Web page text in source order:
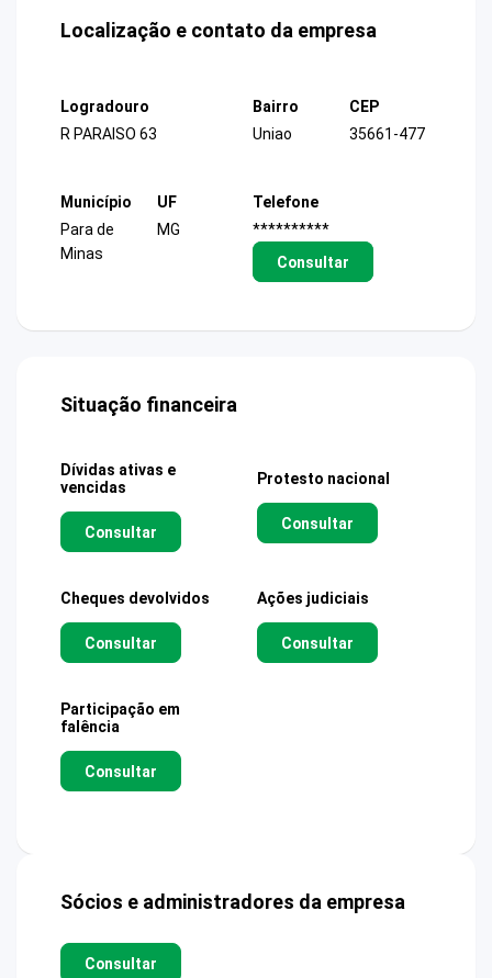
Localização e contato da empresa
Logradouro
R PARAISO 63
Bairro
Uniao
CEP
35661-477
Município
Para de
Minas
UF
MG
Telefone
**********
Consultar
Situação financeira
Dívidas ativas e
vencidas
Consultar
Protesto nacional
Consultar
Cheques devolvidos
Consultar
Ações judiciais
Consultar
Participação em
falência
Consultar
Sócios e administradores da empresa
Consultar